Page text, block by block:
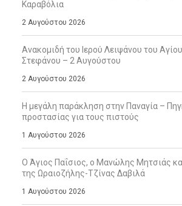
Καραβόλια
2 Αυγούστου 2026
Ανακομιδή του Ιερού Λειψάνου του
Στεφάνου – 2 Αυγούστου
2 Αυγούστου 2026
Η μεγάλη παράκληση στην Παναγία –
προστασίας για τους πιστούς
1 Αυγούστου 2026
Ο Άγιος Παΐσιος, ο Μανώλης Μητσιάς
της Ωραιοζήλης-Τζίνας Δαβιλά
1 Αυγούστου 2026